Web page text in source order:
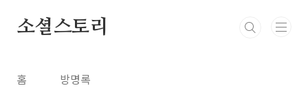
소셜스토리
홈 방명록